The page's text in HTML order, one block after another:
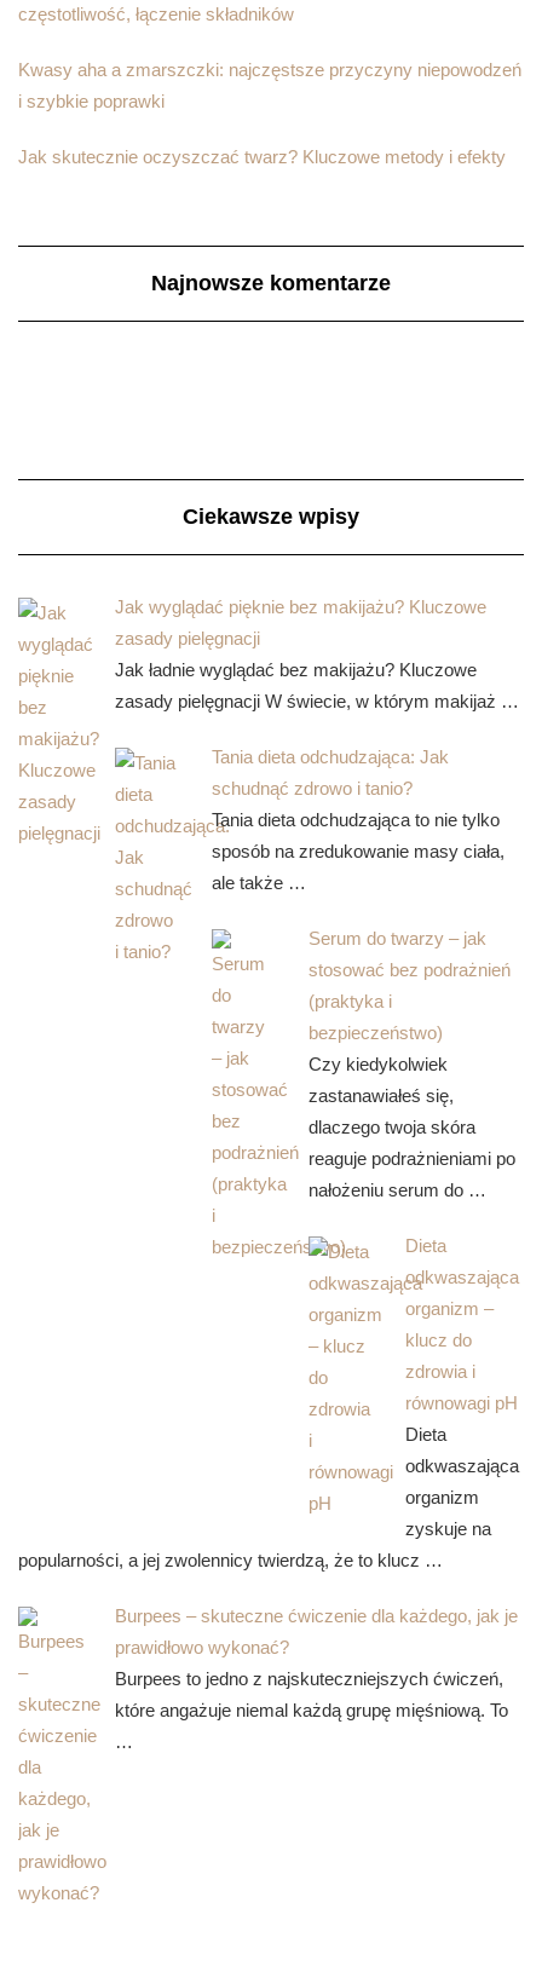
częstotliwość, łączenie składników
Kwasy aha a zmarszczki: najczęstsze przyczyny niepowodzeń
i szybkie poprawki
Jak skutecznie oczyszczać twarz? Kluczowe metody i efekty
Najnowsze komentarze
Ciekawsze wpisy
Jak wyglądać pięknie bez makijażu? Kluczowe
zasady pielęgnacji
Jak ładnie wyglądać bez makijażu? Kluczowe
zasady pielęgnacji W świecie, w którym makijaż …
Tania dieta odchudzająca: Jak
schudnąć zdrowo i tanio?
Tania dieta odchudzająca to nie tylko
sposób na zredukowanie masy ciała,
ale także …
Serum do twarzy – jak
stosować bez podrażnień
(praktyka i
bezpieczeństwo)
Czy kiedykolwiek
zastanawiałeś się,
dlaczego twoja skóra
reaguje podrażnieniami po
nałożeniu serum do …
Dieta
odkwaszająca
organizm –
klucz do
zdrowia i
równowagi pH
Dieta
odkwaszająca
organizm
zyskuje na
popularności, a jej zwolennicy twierdzą, że to klucz …
Burpees – skuteczne ćwiczenie dla każdego, jak je
prawidłowo wykonać?
Burpees to jedno z najskuteczniejszych ćwiczeń,
które angażuje niemal każdą grupę mięśniową. To
…